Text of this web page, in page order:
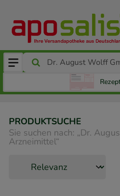
PRODUKTSUCHE
Sie suchen nach: „Dr.
Arzneimittel“